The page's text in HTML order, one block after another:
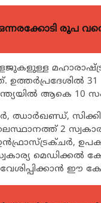
രൂപ വരെ
31
ആകെ 10
ഝാര്‍ഖണ്ഡ്,
2
ഈ